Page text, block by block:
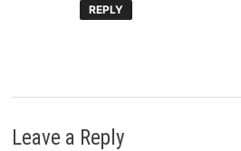
REPLY
Leave a Reply